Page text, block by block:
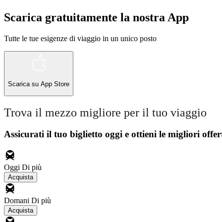
Scarica gratuitamente la nostra App
Tutte le tue esigenze di viaggio in un unico posto
Scarica su App Store
Trova il mezzo migliore per il tuo viaggio
Assicurati il ​​tuo biglietto oggi e ottieni le migliori
Oggi Di più
Acquista
Domani Di più
Acquista